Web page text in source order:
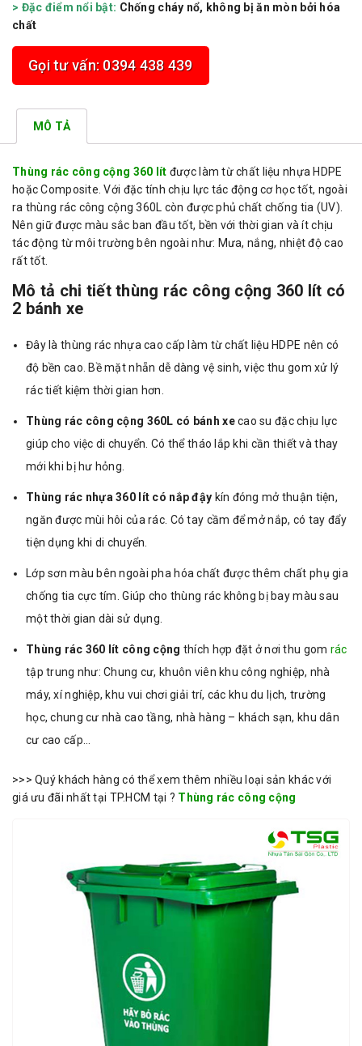
> Đặc điểm nổi bật: Chống cháy nổ, không bị ăn mòn bởi hóa
chất
Gọi tư vấn: 0394 438 439
MÔ TẢ
Thùng rác công cộng 360 lít được làm từ chất liệu nhựa HDPE
hoặc Composite. Với đặc tính chịu lực tác động cơ học tốt, ngoài
ra thùng rác công cộng 360L còn được phủ chất chống tia (UV).
Nên giữ được màu sắc ban đầu tốt, bền với thời gian và ít chịu
tác động từ môi trường bên ngoài như: Mưa, nắng, nhiệt độ cao
rất tốt.
Mô tả chi tiết thùng rác công cộng 360 lít có
2 bánh xe
Đây là thùng rác nhựa cao cấp làm từ chất liệu HDPE nên có
độ bền cao. Bề mặt nhẵn dễ dàng vệ sinh, việc thu gom xử lý
rác tiết kiệm thời gian hơn.
Thùng rác công cộng 360L có bánh xecao su đặc chịu lực
giúp cho việc di chuyển. Có thể tháo lắp khi cần thiết và thay
mới khi bị hư hỏng.
Thùng rác nhựa 360 lít có nắp đậy kín đóng mở thuận tiện,
ngăn được mùi hôi của rác. Có tay cầm để mở nắp, có tay đẩy
tiện dụng khi di chuyển.
Lớp sơn màu bên ngoài pha hóa chất được thêm chất phụ gia
chống tia cực tím. Giúp cho thùng rác không bị bay màu sau
một thời gian dài sử dụng.
Thùng rác 360 lít công cộng thích hợp đặt ở nơi thu gom rác
tập trung như: Chung cư, khuôn viên khu công nghiệp, nhà
máy, xí nghiệp, khu vui chơi giải trí, các khu du lịch, trường
học, chung cư nhà cao tầng, nhà hàng – khách sạn, khu dân
cư cao cấp…
>>> Quý khách hàng có thể xem thêm nhiều loại sản khác với
giá ưu đãi nhất tại TP.HCM tại ? Thùng rác công cộng